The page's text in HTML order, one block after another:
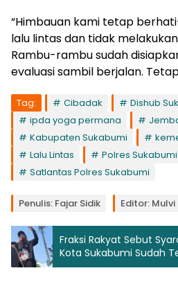
“Himbauan kami tetap
lalu lintas dan tidak
Rambu-rambu sudah
evaluasi sambil berjalan.
Tag: Cibadak
Dishub
ipda yoga permana
Kabupaten Sukabumi
Lalu Lintas
Polres Sukabumi
Satlantas Polres Sukabumi
Penulis: Fajar Sidik Editor:
Fraksi Rakyat Sebut
Kota Sukabumi Sudah
Alasanya!